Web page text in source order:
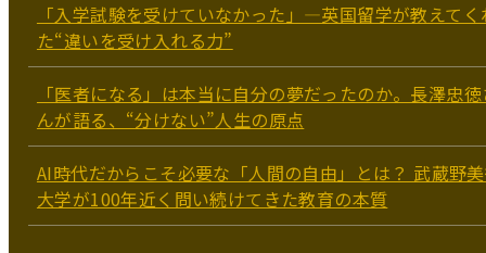
「入学試験を受けていなかった」—英国留学が教えてく
た“違いを受け入れる力”
「医者になる」は本当に自分の夢だったのか。長澤忠
んが語る、“分けない”人生の原点
AI時代だからこそ必要な「人間の自由」とは？ 武蔵野
大学が100年近く問い続けてきた教育の本質